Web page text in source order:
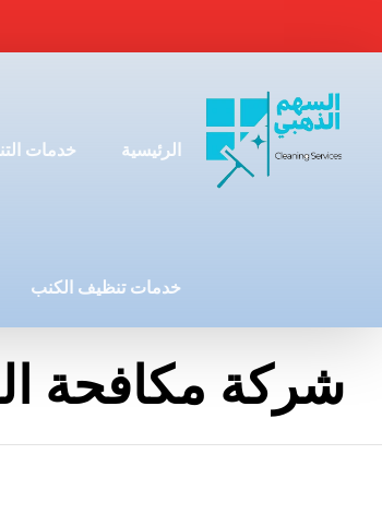
الرئيسية خدمات
خدمات تنظيف الكنب
شركة مكافحة